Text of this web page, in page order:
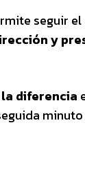
seguir
y
diferencia